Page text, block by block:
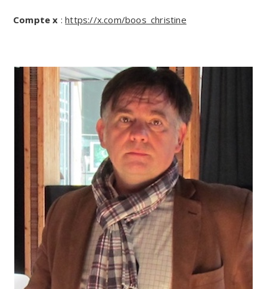
Compte x :https://x.com/boos_christine